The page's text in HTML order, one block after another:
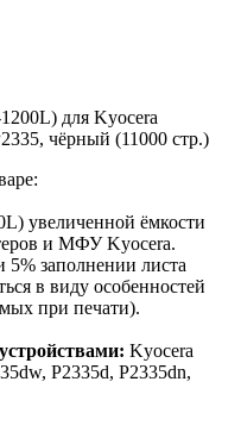
для Kyocera
чёрный (11000 стр.)
увеличенной ёмкости
и МФУ Kyocera.
5% заполнении листа
в виду особенностей
при печати).
Kyocera
P2335d, P2335dn,